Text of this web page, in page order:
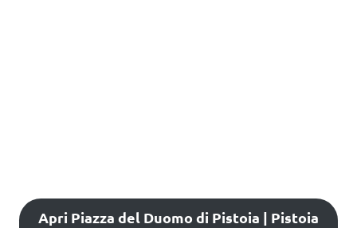
Apri Piazza del Duomo di Pistoia | Pistoia